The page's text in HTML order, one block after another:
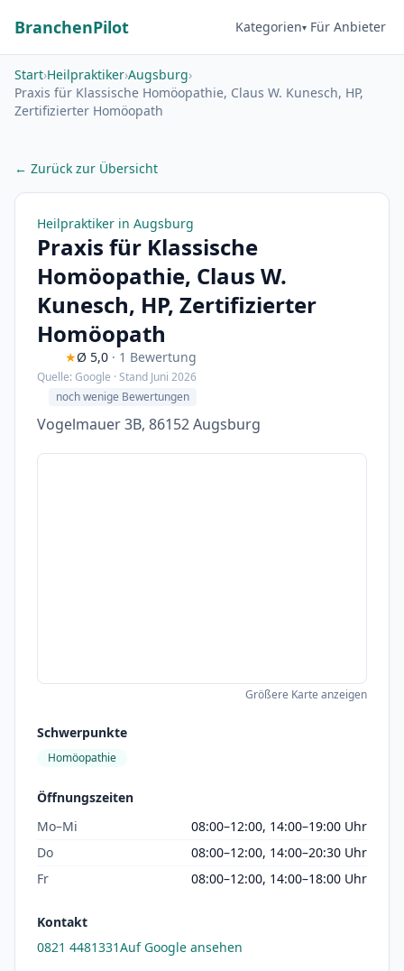
BranchenPilot Kategorien Für Anbieter
Start›Heilpraktiker›Augsburg›
Praxis für Klassische Homöopathie, Claus W. Kunesch, HP,
Zertifizierter Homöopath
← Zurück zur Übersicht
Heilpraktiker in Augsburg
Praxis für Klassische
Homöopathie, Claus W.
Kunesch, HP, Zertifizierter
Homöopath
★Ø 5,0 · 1 Bewertung
Quelle: Google · Stand Juni 2026
noch wenige Bewertungen
Vogelmauer 3B, 86152 Augsburg
Größere Karte anzeigen
Schwerpunkte
Homöopathie
Öffnungszeiten
Mo–Mi
08:00–12:00, 14:00–19:00 Uhr
Do
08:00–12:00, 14:00–20:30 Uhr
Fr
08:00–12:00, 14:00–18:00 Uhr
Kontakt
0821 4481331Auf Google ansehen